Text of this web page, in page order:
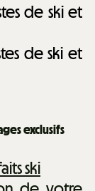
de ski et
de ski et
exclusifs
ski